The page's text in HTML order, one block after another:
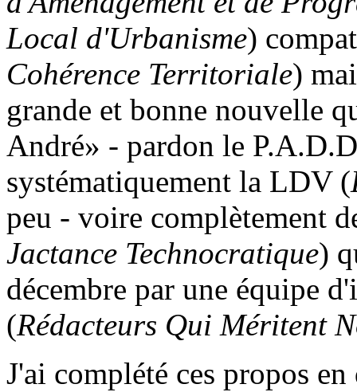
Local d'Urbanisme)
Cohérence Territoriale)
grande et bonne nouvelle
André» - pardon le
systématiquement la LDV (
peu - voire complètement
Jactance Technocratique)
décembre par une équipe
(Rédacteurs Qui Méritent
J'ai complété ces propos